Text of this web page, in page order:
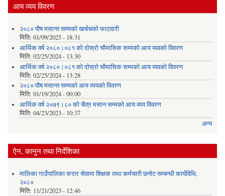
आय व्यय विवरण
२०८० पौष मसान्त सम्मको खर्चचको फाटवारी
मिति: 01/09/2025 - 18:31
आर्थिक वर्ष २०८०।०८१ को दोस्रो चौमासिक सम्मको आय व्यवको विवरण
मिति: 02/25/2024 - 13:30
आर्थिक वर्ष २०८०।०८१ को दोस्रो चौमासिक सम्मको आय व्यवको विवरण
मिति: 02/25/2024 - 13:28
२०८० पौष मसान्त सम्मको आय व्ययको विवरण
मिति: 01/19/2024 - 00:00
आर्थिक वर्ष २०७९।८० को चैत्र मसान सम्मको आय व्यय विवरण
मिति: 04/23/2023 - 10:37
अन्य
ऐन, कानुन तथा निर्देशिका
मालिका गाउँपालिका करार सेवामा शिक्षक तथा कर्मचारी छनोट सम्बन्धी कार्यविधि,
२०८०
मिति: 11/21/2023 - 12:46